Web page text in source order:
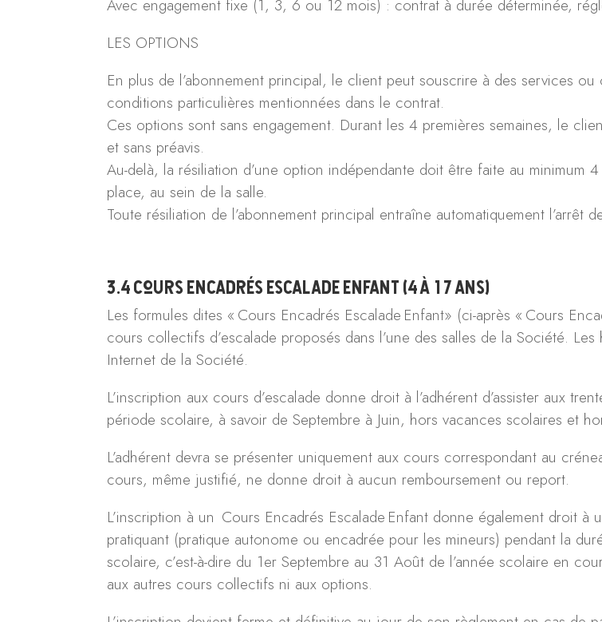
Avec engagement fixe (1, 3, 6 ou 12 mois) : contrat à durée déterminée,
LES OPTIONS
En plus de l’abonnement principal, le client peut souscrire à des services
conditions particulières mentionnées dans le contrat.
Ces options sont sans engagement. Durant les 4 premières semaines, le
et sans préavis.
Au-delà, la résiliation d’une option indépendante doit être faite au minimum
place, au sein de la salle.
Toute résiliation de l’abonnement principal entraîne automatiquement l’arrêt
3.4 Cours Encadrés Escalade Enfant (4 à 17 ans)
Les formules dites « Cours Encadrés Escalade Enfant» (ci-après « Cours
cours collectifs d’escalade proposés dans l’une des salles de la Société.
Internet de la Société.
L’inscription aux cours d’escalade donne droit à l’adhérent d’assister aux
période scolaire, à savoir de Septembre à Juin, hors vacances scolaires et
L’adhérent devra se présenter uniquement aux cours correspondant au
cours, même justifié, ne donne droit à aucun remboursement ou report.
L’inscription à un Cours Encadrés Escalade Enfant donne également droit à
pratiquant (pratique autonome ou encadrée pour les mineurs) pendant la
scolaire, c’est-à-dire du 1er Septembre au 31 Août de l’année scolaire en
aux autres cours collectifs ni aux options.